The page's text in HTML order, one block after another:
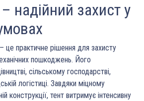
надійний захист у
практичне рішення для захисту
пошкоджень. Його
сільському господарстві,
логістиці. Завдяки міцному
конструкції, тент витримує інтенсивну